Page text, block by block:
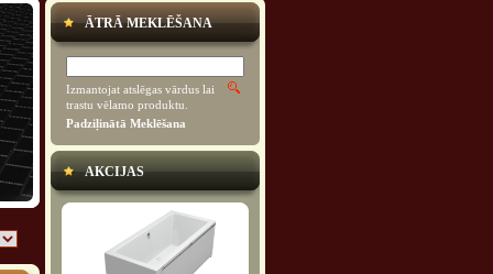
ĀTRĀ MEKLĒŠANA
Izmantojat atslēgas vārdus lai
trastu vēlamo produktu.
Padziļinātā Meklēšana
AKCIJAS